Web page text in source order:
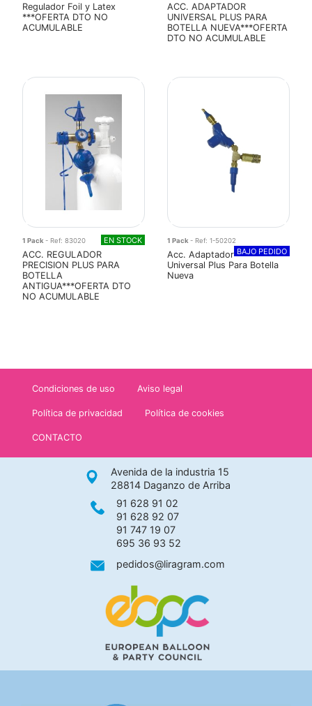
Regulador Foil y Latex
***OFERTA DTO NO
ACUMULABLE
ACC. ADAPTADOR
UNIVERSAL PLUS PARA
BOTELLA NUEVA***OFERTA
DTO NO ACUMULABLE
1 Pack - Ref: 83020 EN STOCK
ACC. REGULADOR
PRECISION PLUS PARA
BOTELLA
ANTIGUA***OFERTA DTO
NO ACUMULABLE
1 Pack - Ref: 1-50202
BAJO PEDIDO
Acc. Adaptador
Universal Plus Para Botella
Nueva
Condiciones de uso Aviso legal
Política de privacidad Política de cookies
CONTACTO
Avenida de la industria 15
28814 Daganzo de Arriba
91 628 91 02
91 628 92 07
91 747 19 07
695 36 93 52
pedidos@liragram.com